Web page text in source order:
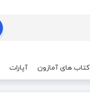
کتاب های آمازون آپارات